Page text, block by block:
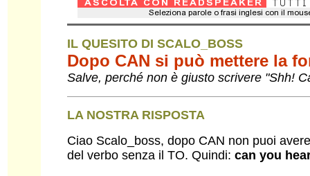
IL QUESITO DI SCALO_BOSS
Dopo CAN si può mettere la
Salve, perché non è giusto scrivere "Shh!
LA NOSTRA RISPOSTA
Ciao Scalo_boss, dopo CAN non puoi
del verbo senza il TO. Quindi: can you